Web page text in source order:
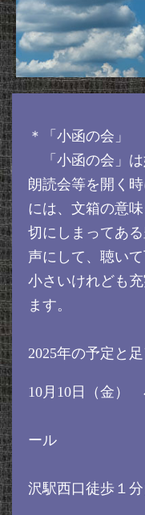
＊「小函の会」
「小函の会」
朗読会等を開く時に
には、文箱の意
切にしまってある豊
声にして、聴い
小さいけれども充実し
ます。
2025年の予定と足
10月10日（金
場所：音
ール
（西武
沢駅西口徒歩１分